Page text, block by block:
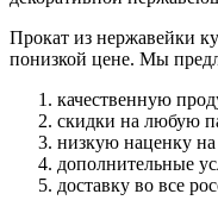
Прокат из нержавейки
понизкой цене. Мы
качественную
скидки на любую
низкую наценку на
дополнительные
доставку во все